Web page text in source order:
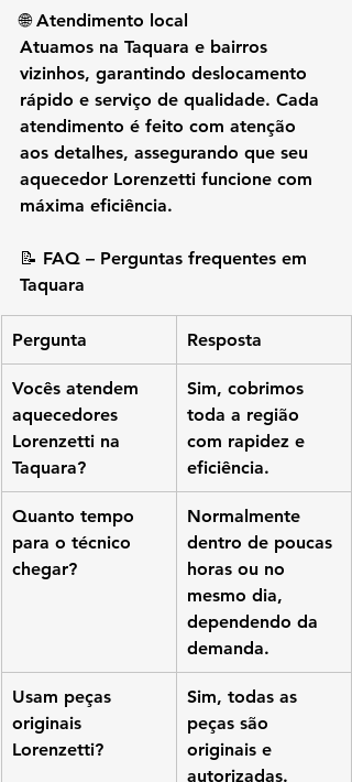
🌐 Atendimento local
Atuamos na Taquara e bairros
vizinhos, garantindo deslocamento
rápido e serviço de qualidade. Cada
atendimento é feito com atenção
aos detalhes, assegurando que seu
aquecedor Lorenzetti funcione com
máxima eficiência.
📝 FAQ – Perguntas frequentes em
Taquara
Pergunta Resposta
Vocês atendem
aquecedores
Lorenzetti na
Taquara?
Sim, cobrimos
toda a região
com rapidez e
eficiência.
Quanto tempo
para o técnico
chegar?
Normalmente
dentro de poucas
horas ou no
mesmo dia,
dependendo da
demanda.
Usam peças
originais
Lorenzetti?
Sim, todas as
peças são
originais e
autorizadas.